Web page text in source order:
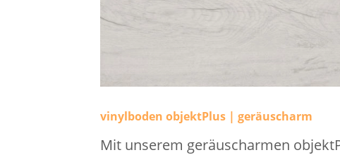
vinylboden objektPlus | geräuscharm
Mit unserem geräuscharmen